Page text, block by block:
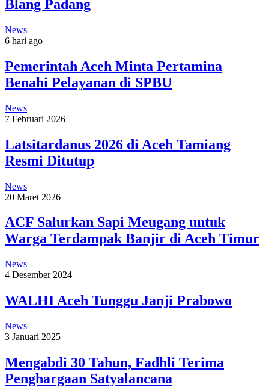
Blang Padang
News
6 hari ago
Pemerintah Aceh Minta Pertamina
Benahi Pelayanan di SPBU
News
7 Februari 2026
Latsitardanus 2026 di Aceh Tamiang
Resmi Ditutup
News
20 Maret 2026
ACF Salurkan Sapi Meugang untuk
Warga Terdampak Banjir di Aceh Timur
News
4 Desember 2024
WALHI Aceh Tunggu Janji Prabowo
News
3 Januari 2025
Mengabdi 30 Tahun, Fadhli Terima
Penghargaan Satyalancana